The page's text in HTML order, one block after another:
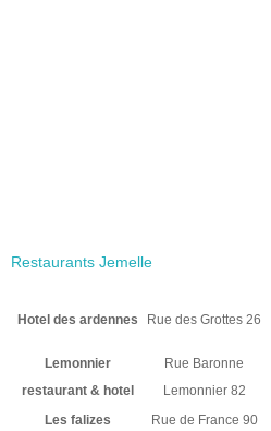
Restaurants Jemelle
Hotel des ardennes Rue des Grottes 26
Lemonnier
restaurant & hotel
Rue Baronne
Lemonnier 82
Les falizes Rue de France 90